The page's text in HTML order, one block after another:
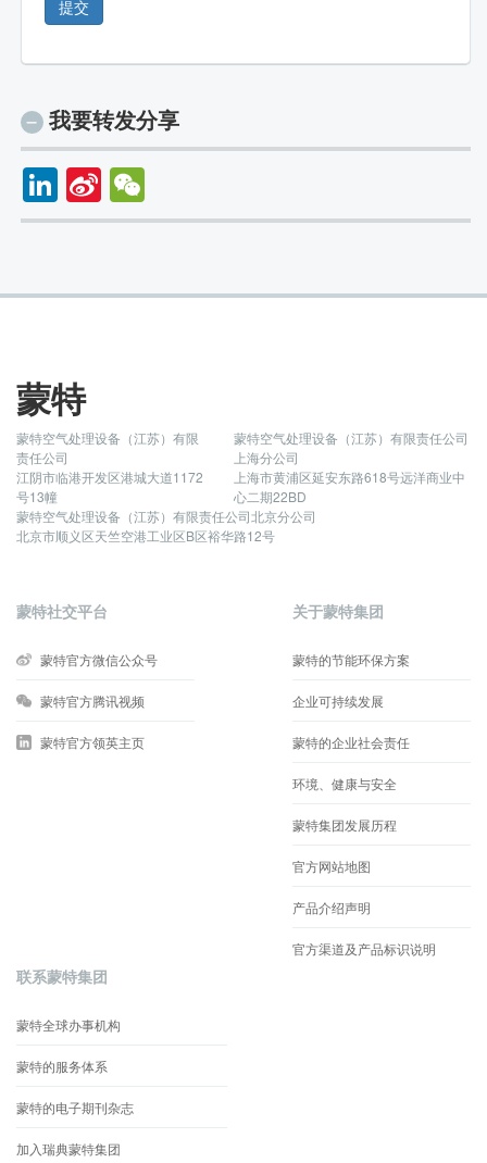
提交
我要转发分享
蒙特
蒙特空气处理设备（江苏）有限
责任公司
江阴市临港开发区港城大道1172
号13幢
蒙特空气处理设备（江苏）有限责任公司
上海分公司
上海市黄浦区延安东路618号远洋商业中
心二期22BD
蒙特空气处理设备（江苏）有限责任公司北京分公司
北京市顺义区天竺空港工业区B区裕华路12号
蒙特社交平台
蒙特官方微信公众号
蒙特官方腾讯视频
蒙特官方领英主页
关于蒙特集团
蒙特的节能环保方案
企业可持续发展
蒙特的企业社会责任
环境、健康与安全
蒙特集团发展历程
官方网站地图
产品介绍声明
官方渠道及产品标识说明
联系蒙特集团
蒙特全球办事机构
蒙特的服务体系
蒙特的电子期刊杂志
加入瑞典蒙特集团